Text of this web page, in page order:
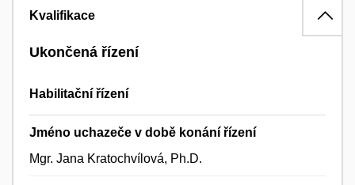
Kvalifikace
Ukončená řízení
Habilitační řízení
Jméno uchazeče v době konání řízení
Mgr. Jana Kratochvílová, Ph.D.